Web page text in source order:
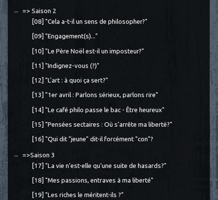
=> Saison 2
[08] "Cela a-t-il un sens de philosopher?"
[09] "Engagement(s)..."
[10] "Le Père Noël est-il un imposteur?"
[11] "Indignez-vous (?)"
[12] "L'art : à quoi ça sert?"
[13] "1er avril : Parlons sérieux, parlons rire"
[14] "Le café philo passe le bac - Être heureux"
[15] "Pensées sectaires : Où s'arrête ma liberté?"
[16] "Qui dit "jeune" dit-il forcément "con"?
=>Saison 3
[17] "La vie n'est-elle qu'une suite de hasards?"
[18] "Mes passions, entraves à ma liberté"
[19] "Les riches le méritent-ils ?"